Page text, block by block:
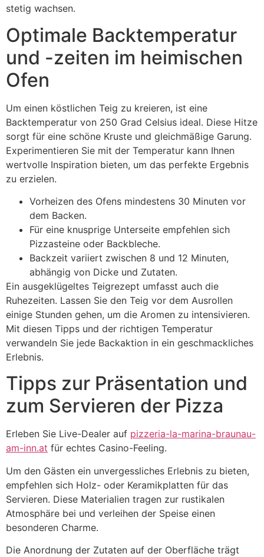
stetig wachsen.
Optimale Backtemperatur
und -zeiten im heimischen
Ofen
Um einen köstlichen Teig zu kreieren, ist eine
Backtemperatur von 250 Grad Celsius ideal. Diese Hitze
sorgt für eine schöne Kruste und gleichmäßige Garung.
Experimentieren Sie mit der Temperatur kann Ihnen
wertvolle Inspiration bieten, um das perfekte Ergebnis
zu erzielen.
Vorheizen des Ofens mindestens 30 Minuten vor
dem Backen.
Für eine knusprige Unterseite empfehlen sich
Pizzasteine oder Backbleche.
Backzeit variiert zwischen 8 und 12 Minuten,
abhängig von Dicke und Zutaten.
Ein ausgeklügeltes Teigrezept umfasst auch die
Ruhezeiten. Lassen Sie den Teig vor dem Ausrollen
einige Stunden gehen, um die Aromen zu intensivieren.
Mit diesen Tipps und der richtigen Temperatur
verwandeln Sie jede Backaktion in ein geschmackliches
Erlebnis.
Tipps zur Präsentation und
zum Servieren der Pizza
Erleben Sie Live-Dealer auf pizzeria-la-marina-braunau-
am-inn.at für echtes Casino-Feeling.
Um den Gästen ein unvergessliches Erlebnis zu bieten,
empfehlen sich Holz- oder Keramikplatten für das
Servieren. Diese Materialien tragen zur rustikalen
Atmosphäre bei und verleihen der Speise einen
besonderen Charme.
Die Anordnung der Zutaten auf der Oberfläche trägt